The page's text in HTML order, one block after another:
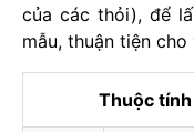
của các thỏi), để
mẫu, thuận tiện
Thuộc